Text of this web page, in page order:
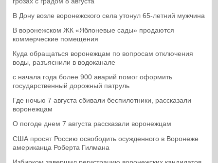
В Дону возле воронежского села утонул 65-летний мужчина
В воронежском ЖК «Яблоневые сады» продаются
коммерческие помещения
Куда обращаться воронежцам по вопросам отключения
воды, разъяснили в водоканале
с начала года более 900 аварий помог оформить
государственный дорожный патруль
Где ночью 7 августа сбивали беспилотники, рассказали
воронежцам
О погоде днем 7 августа рассказали воронежцам
США просят Россию освободить осужденного в Воронеже
американца Роберта Гилмана